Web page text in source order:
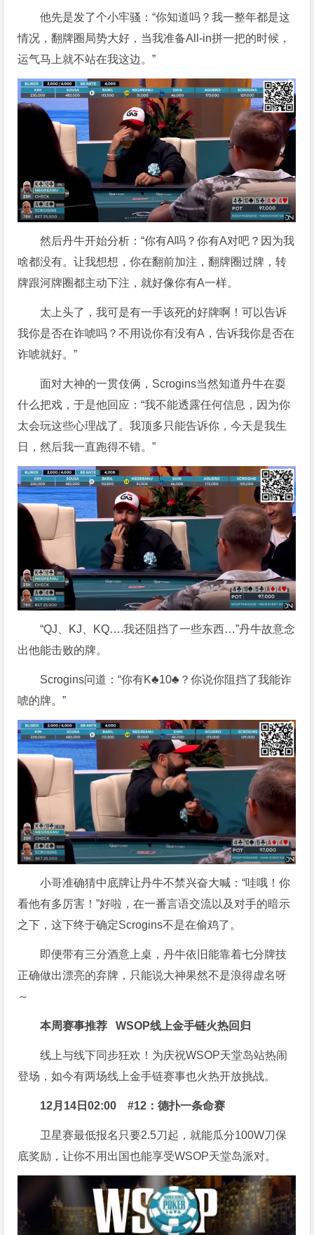
他先是发了个小牢骚：“你知道吗？我一整年都是这
情况，翻牌圈局势大好，当我准备All-in拼一把的时候，
运气马上就不站在我这边。”
然后丹牛开始分析：“你有A吗？你有A对吧？因为我
啥都没有。让我想想，你在翻前加注，翻牌圈过牌，转
牌跟河牌圈都主动下注，就好像你有A一样。
太上头了，我可是有一手该死的好牌啊！可以告诉
我你是否在诈唬吗？不用说你有没有A，告诉我你是否在
诈唬就好。”
面对大神的一贯伎俩，Scrogins当然知道丹牛在耍
什么把戏，于是他回应：“我不能透露任何信息，因为你
太会玩这些心理战了。我顶多只能告诉你，今天是我生
日，然后我一直跑得不错。”
“QJ、KJ、KQ….我还阻挡了一些东西…”丹牛故意念
出他能击败的牌。
Scrogins问道：“你有K♣10♣？你说你阻挡了我能诈
唬的牌。”
小哥准确猜中底牌让丹牛不禁兴奋大喊：“哇哦！你
看他有多厉害！”好啦，在一番言语交流以及对手的暗示
之下，这下终于确定Scrogins不是在偷鸡了。
即便带有三分酒意上桌，丹牛依旧能靠着七分牌技
正确做出漂亮的弃牌，只能说大神果然不是浪得虚名呀
～
本周赛事推荐WSOP线上金手链火热回归
线上与线下同步狂欢！为庆祝WSOP天堂岛站热闹
登场，如今有两场线上金手链赛事也火热开放挑战。
12月14日02:00#12：德扑一条命赛
卫星赛最低报名只要2.5刀起，就能瓜分100W刀保
底奖励，让你不用出国也能享受WSOP天堂岛派对。